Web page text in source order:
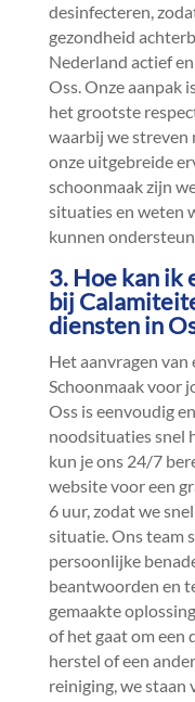
desinfecteren,
gezondheid
Nederland actief
Oss.​ Onze aanpak
het grootste
waarbij we streven
onze uitgebreide
schoonmaak zijn
situaties en weten
kunnen
3.​ Hoe kan ik
bij
diensten in
Het aanvragen
Schoonmaak voor
Oss is eenvoudig
noodsituaties snel
kun je ons 24/7
website voor een
6 uur, zodat we
situatie.​ Ons team
persoonlijke
beantwoorden en
gemaakte
of het gaat om een
herstel of een
reiniging, we staan